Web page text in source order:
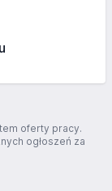
oferty pracy.
ogłoszeń za